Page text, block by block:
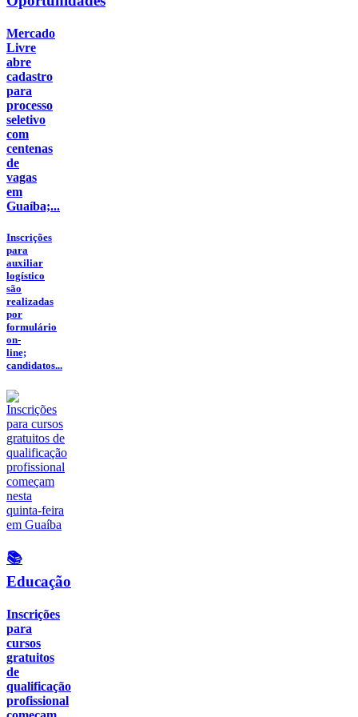
Mercado
Livre
abre
cadastro
para
processo
seletivo
com
centenas
de
vagas
em
Guaíba;...
Inscrições
para
auxiliar
logístico
são
realizadas
por
formulário
on-
line;
candidatos...
📚
Educação
Inscrições
para
cursos
gratuitos
de
qualificação
profissional